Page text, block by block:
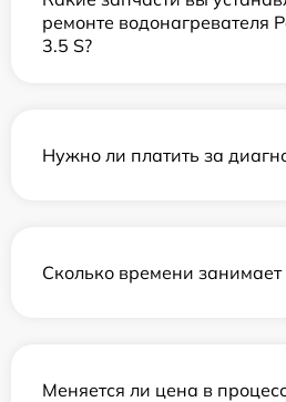
ремонте водонагревателя
3.5 S?
Нужно ли платить за
Сколько времени занимает
Меняется ли цена в